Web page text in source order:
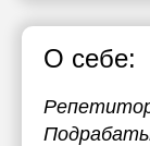
О себе: